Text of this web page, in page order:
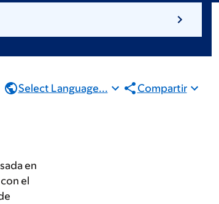
Select Language... Compartir
en
el